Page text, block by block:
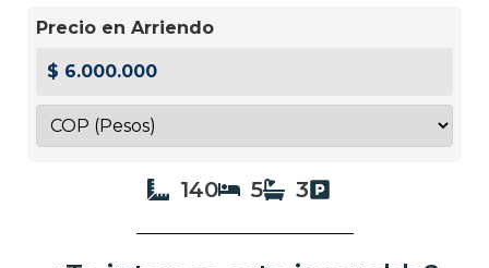
Precio en Arriendo
$ 6.000.000
140 5 3